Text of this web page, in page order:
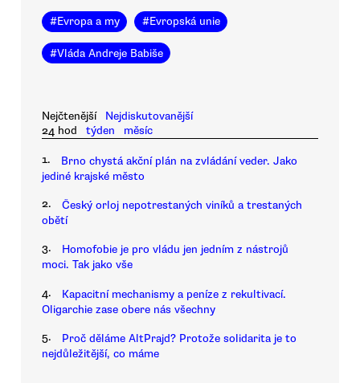
#Evropa a my #Evropská unie
#Vláda Andreje Babiše
Nejčtenější
Nejdiskutovanější
24 hod
týden měsíc
1.
Brno chystá akční plán na zvládání veder. Jako
jediné krajské město
2.
Český orloj nepotrestaných viníků a trestaných
obětí
3.
Homofobie je pro vládu jen jedním z nástrojů
moci. Tak jako vše
4.
Kapacitní mechanismy a peníze z rekultivací.
Oligarchie zase obere nás všechny
5.
Proč děláme AltPrajd? Protože solidarita je to
nejdůležitější, co máme